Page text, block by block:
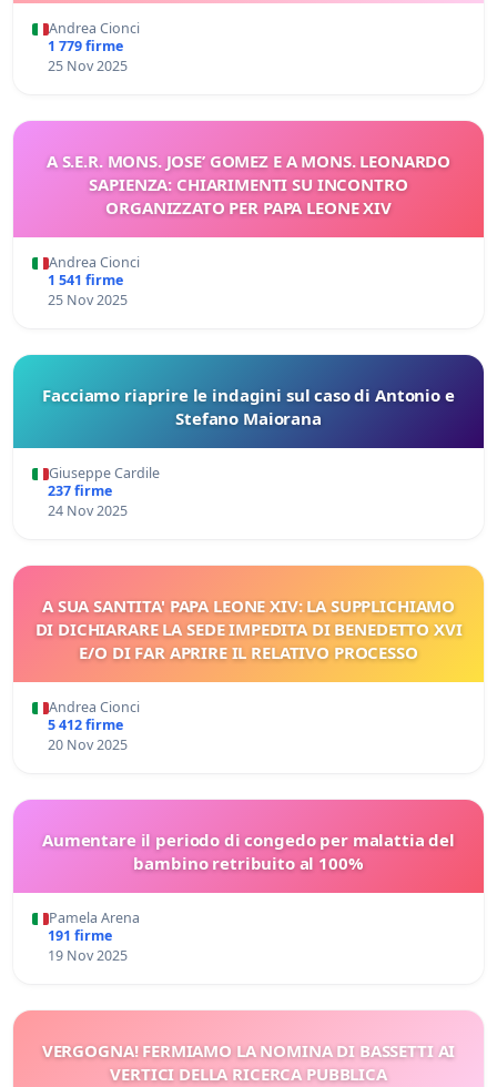
Andrea Cionci
1 779 firme
25 Nov 2025
A S.E.R. MONS. JOSE’ GOMEZ E A MONS. LEONARDO
SAPIENZA: CHIARIMENTI SU INCONTRO
ORGANIZZATO PER PAPA LEONE XIV
Andrea Cionci
1 541 firme
25 Nov 2025
Facciamo riaprire le indagini sul caso di Antonio e
Stefano Maiorana
Giuseppe Cardile
237 firme
24 Nov 2025
A SUA SANTITA' PAPA LEONE XIV: LA SUPPLICHIAMO
DI DICHIARARE LA SEDE IMPEDITA DI BENEDETTO XVI
E/O DI FAR APRIRE IL RELATIVO PROCESSO
Andrea Cionci
5 412 firme
20 Nov 2025
Aumentare il periodo di congedo per malattia del
bambino retribuito al 100%
Pamela Arena
191 firme
19 Nov 2025
VERGOGNA! FERMIAMO LA NOMINA DI BASSETTI AI
VERTICI DELLA RICERCA PUBBLICA